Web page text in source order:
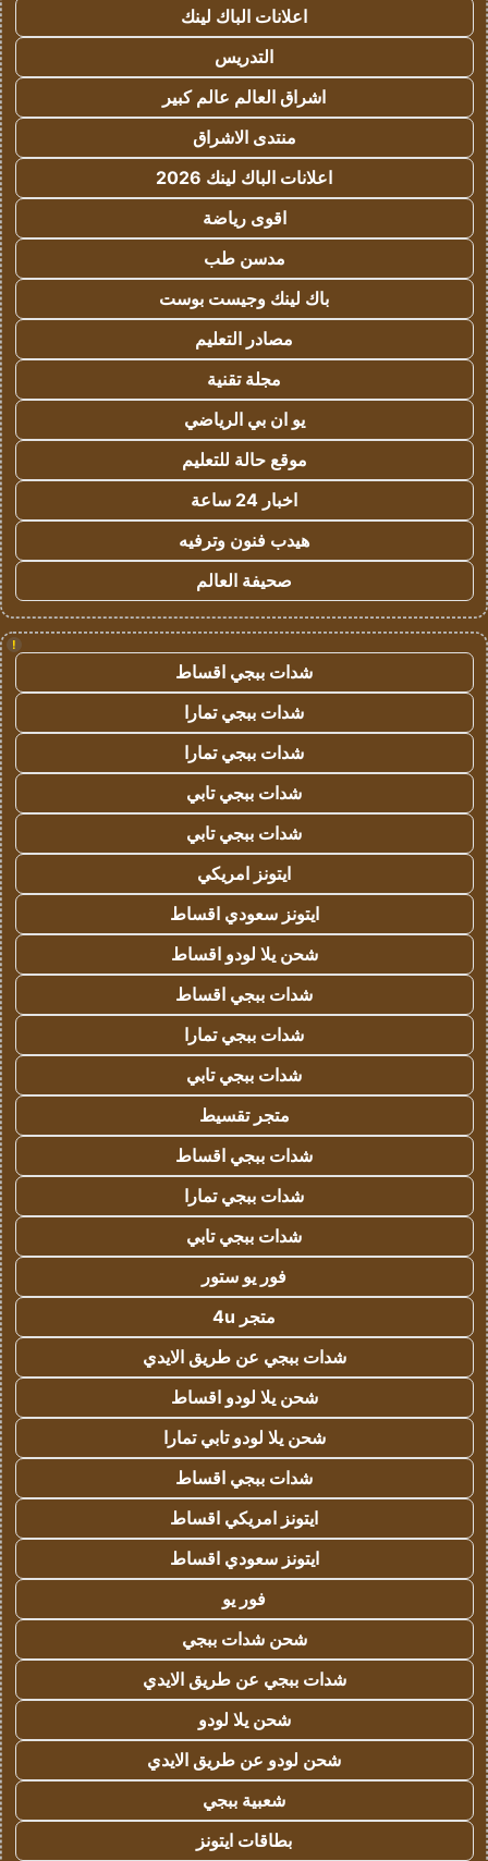
اعلانات الباك لينك
التدريس
اشراق العالم عالم كبير
منتدى الاشراق
اعلانات الباك لينك 2026
اقوى رياضة
مدسن طب
باك لينك وجيست بوست
مصادر التعليم
مجلة تقنية
يو ان بي الرياضي
موقع حالة للتعليم
اخبار 24 ساعة
هيدب فنون وترفيه
صحيفة العالم
!
شدات ببجي اقساط
شدات ببجي تمارا
شدات ببجي تمارا
شدات ببجي تابي
شدات ببجي تابي
ايتونز امريكي
ايتونز سعودي اقساط
شحن يلا لودو اقساط
شدات ببجي اقساط
شدات ببجي تمارا
شدات ببجي تابي
متجر تقسيط
شدات ببجي اقساط
شدات ببجي تمارا
شدات ببجي تابي
فور يو ستور
متجر 4u
شدات ببجي عن طريق الايدي
شحن يلا لودو اقساط
شحن يلا لودو تابي تمارا
شدات ببجي اقساط
ايتونز امريكي اقساط
ايتونز سعودي اقساط
فور يو
شحن شدات ببجي
شدات ببجي عن طريق الايدي
شحن يلا لودو
شحن لودو عن طريق الايدي
شعبية ببجي
بطاقات ايتونز